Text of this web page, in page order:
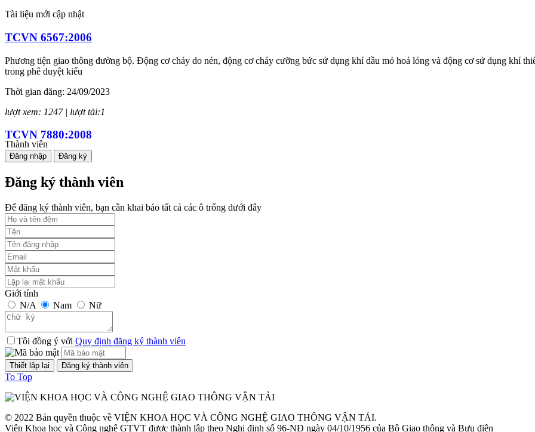
Tài liệu mới cập nhật
TCVN 6567:2006
Phương tiện giao thông đường bộ. Động cơ cháy do nén, động cơ cháy cưỡng bức sử dụng khí dầu mỏ hoá lỏng và động cơ sử dụng khí
trong phê duyệt kiểu
Thời gian đăng: 24/09/2023
lượt xem: 1247 | lượt tải:1
TCVN 7880:2008
Phương tiện giao thông đường bộ. Tiếng ồn phát ra từ ô tô. Yêu cầu và phương pháp thử trong phê duyệt kiểu
Thời gian đăng: 24/09/2023
TCVN 6723:2000
Phương tiện giao thông đường bộ. Ô tô khách cỡ nhỏ. Yêu cầu về cấu tạo trong công nhận kiểu.
Thời gian đăng: 09/08/2026
lượt xem: 1299 | lượt tải:2
TCVN 6724:20001
Phương tiện giao thông đường bộ. Ô tô khách cỡ lớn. Yêu cầu về cấu tạo chung trong công nhận kiểu
Thời gian đăng: 09/08/2026
lượt xem: 1144 | lượt tải:0
TCVN 6565:2006
Phương tiện giao thông đường bộ. Khí thải nhìn thấy được (khói) từ động cơ cháy do nén. Yêu cầu và phương pháp thử trong phê duyệt kiểu
Thành viên
Đăng nhập Đăng ký
Đăng ký thành viên
Để đăng ký thành viên, bạn cần khai báo tất cả các ô trống dưới đây
Giới tính
N/A
Nam Nữ
Tôi đồng ý với Quy định đăng ký thành viên
To Top
© 2022 Bản quyền thuộc về VIỆN KHOA HỌC VÀ CÔNG NGHỆ GIAO THÔNG VẬN TẢI.
Viện Khoa học và Công nghệ GTVT được thành lập theo Nghị định số 96-NĐ ngày 04/10/1956 của Bộ Giao thông và Bưu điện